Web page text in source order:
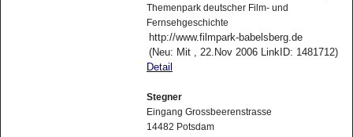
Themenpark deutscher Film- und
Fernsehgeschichte
http://www.filmpark-babelsberg.de
(Neu: Mit , 22.Nov 2006 LinkID: 1481712)
Detail
Stegner
Eingang Grossbeerenstrasse
14482 Potsdam